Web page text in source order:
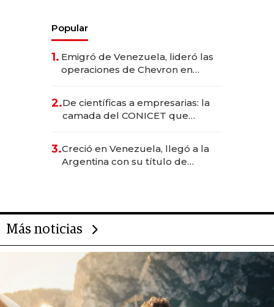
Popular
1. Emigró de Venezuela, lideró las
operaciones de Chevron en
2.De científicas a empresarias: la
camada del CONICET que
3.Creció en Venezuela, llegó a la
Argentina con su título de
Más noticias